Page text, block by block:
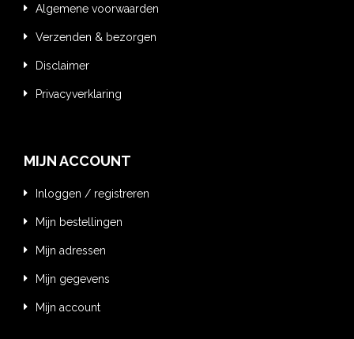
Algemene voorwaarden
Verzenden & bezorgen
Disclaimer
Privacyverklaring
MIJN ACCOUNT
Inloggen / registreren
Mijn bestellingen
Mijn adressen
Mijn gegevens
Mijn account